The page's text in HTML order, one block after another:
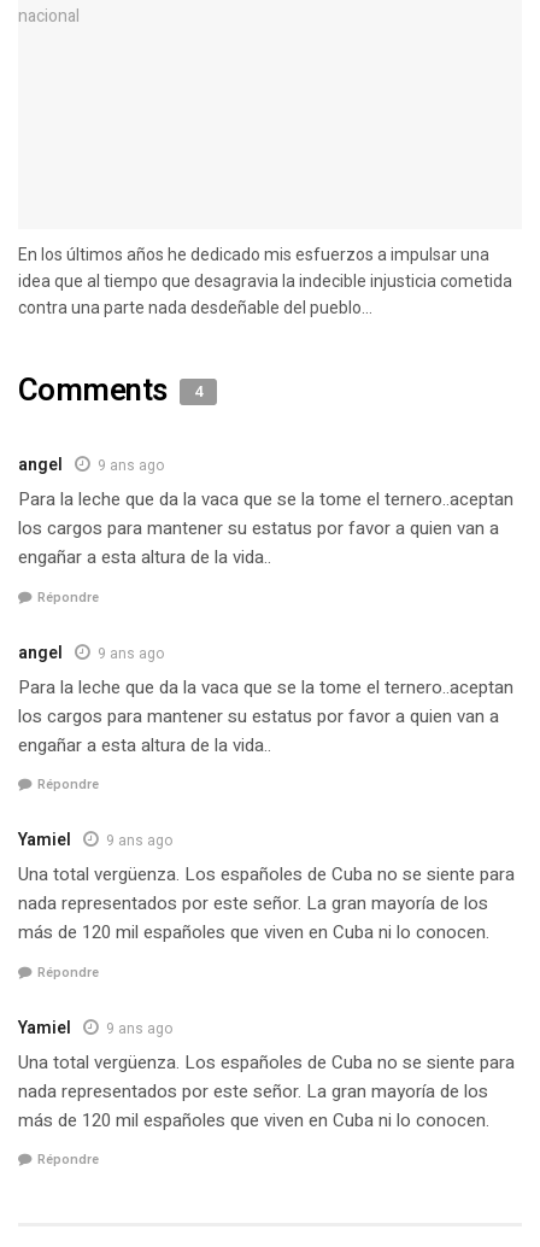
En los últimos años he dedicado mis esfuerzos a impulsar una
idea que al tiempo que desagravia la indecible injusticia cometida
contra una parte nada desdeñable del pueblo...
Comments 4
angel 9 ans ago
Para la leche que da la vaca que se la tome el ternero..aceptan
los cargos para mantener su estatus por favor a quien van a
engañar a esta altura de la vida..
Répondre
angel 9 ans ago
Para la leche que da la vaca que se la tome el ternero..aceptan
los cargos para mantener su estatus por favor a quien van a
engañar a esta altura de la vida..
Répondre
Yamiel 9 ans ago
Una total vergüenza. Los españoles de Cuba no se siente para
nada representados por este señor. La gran mayoría de los
más de 120 mil españoles que viven en Cuba ni lo conocen.
Répondre
Yamiel 9 ans ago
Una total vergüenza. Los españoles de Cuba no se siente para
nada representados por este señor. La gran mayoría de los
más de 120 mil españoles que viven en Cuba ni lo conocen.
Répondre